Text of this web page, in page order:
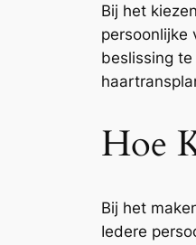
Bij het
persoonlijke
beslissing
Hoe
Bij het
Iedere